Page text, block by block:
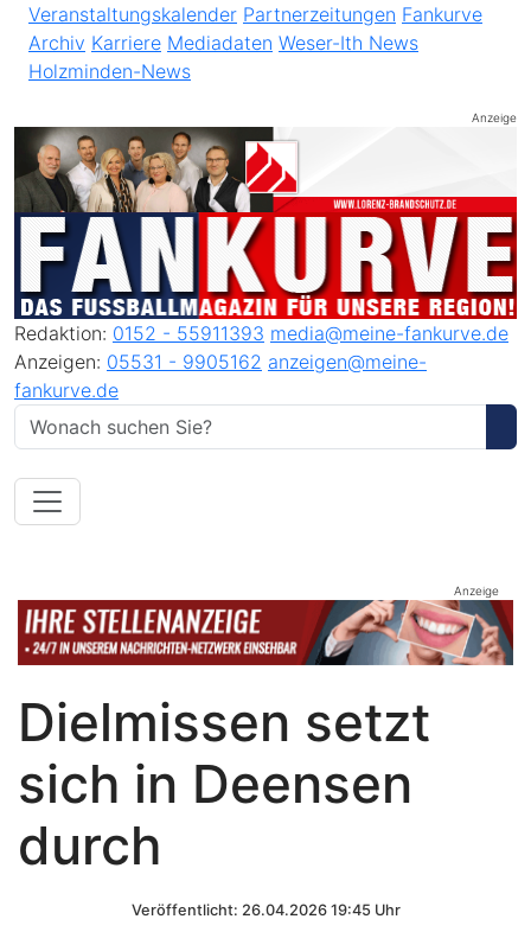
Veranstaltungskalender Partnerzeitungen Fankurve
Archiv Karriere Mediadaten Weser-Ith News
Holzminden-News
Anzeige
Redaktion: 0152 - 55911393 media@meine-fankurve.de
Anzeigen: 05531 - 9905162 anzeigen@meine-
fankurve.de
Anzeige
Dielmissen setzt
sich in Deensen
durch
Veröffentlicht: 26.04.2026 19:45 Uhr